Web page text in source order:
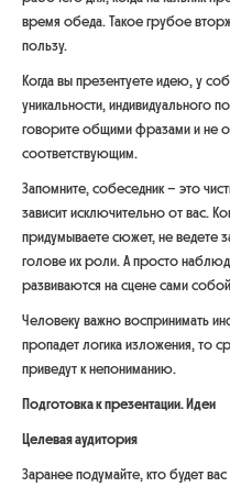
время обеда. Такое грубое
пользу.
Когда вы презентуете идею, у
уникальности, индивидуального
говорите общими фразами и не
соответствующим.
Запомните, собеседник – это
зависит исключительно от вас.
придумываете сюжет, не ведете
голове их роли. А просто
развиваются на сцене сами
Человеку важно воспринимать
пропадет логика изложения, то
приведут к непониманию.
Подготовка к презентации. Идеи
Целевая аудитория
Заранее подумайте, кто будет